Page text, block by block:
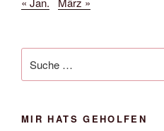
nach:
MIR HATS GEHOLFEN